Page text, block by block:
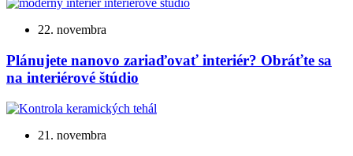
22. novembra
Plánujete nanovo zariaďovať interiér? Obráťte sa
na interiérové štúdio
21. novembra